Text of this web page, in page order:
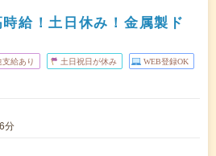
給！土日休み！金属製ド
給あり 土日祝日が休み WEB登録OK
分